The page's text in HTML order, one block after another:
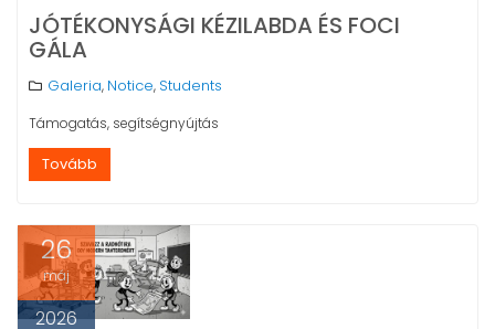
JÓTÉKONYSÁGI KÉZILABDA ÉS FOCI
GÁLA
Galeria, Notice, Students
Támogatás, segítségnyújtás
Tovább
26
máj
2026